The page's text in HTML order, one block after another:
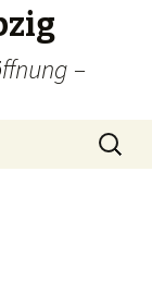
–
Suchen
nach: